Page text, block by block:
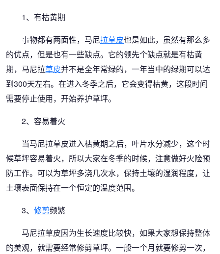
1、有枯黄期
事物都有两面性，马尼拉草皮也是如此，虽然有那么多
的优点，但是也有一些缺点。它的领先个缺点就是有枯黄
期，马尼拉草皮并不是全年常绿的，一年当中的绿期可以达
到300天左右。在进入冬季之后，它会变得枯黄，这段时间
需要停止使用，开始养护草坪。
2、容易着火
当马尼拉草皮进入枯黄期之后，叶片水分减少，这个时
候草坪容易着火，所以大家在冬季的时候，注意做好火险预
防工作。可以为草坪多浇几次水，保持土壤的湿润程度，让
土壤表面保持在一个恒定的温度范围。
3、 修剪频繁
马尼拉草皮因为生长速度比较快，如果大家想保持整体
的美观，就需要经常修剪草坪。一般一个月就要修剪一次，